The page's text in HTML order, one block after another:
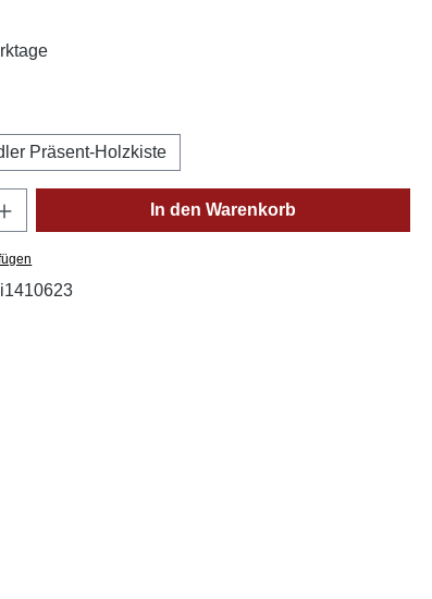
Präsent-Holzkiste
Gib den gewünschten Wert ein
In den Warenkorb